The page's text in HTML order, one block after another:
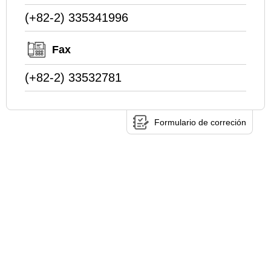
(+82-2) 335341996
Fax
(+82-2) 33532781
Formulario de correción